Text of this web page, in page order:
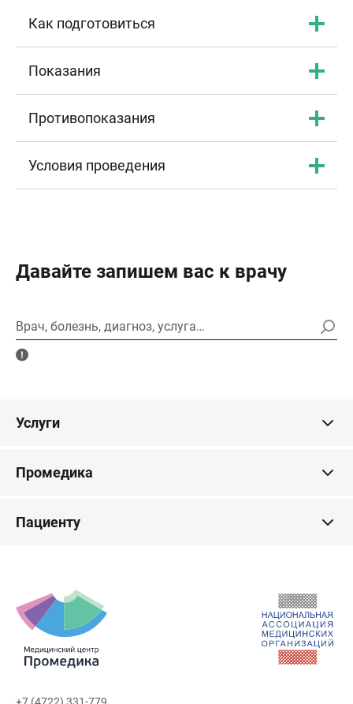
Как подготовиться
Показания
Противопоказания
Условия проведения
Давайте запишем вас к врачу
Врач, болезнь, диагноз, услуга…
Услуги
Промедика
Пациенту